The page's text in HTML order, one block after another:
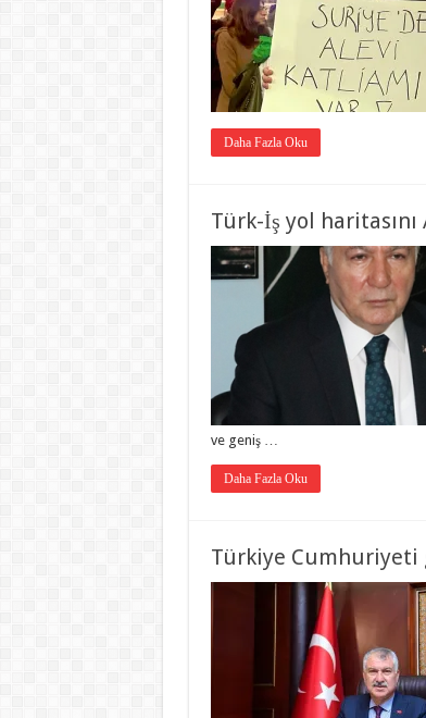
Daha Fazla Oku
Türk-İş yol haritasını
ve geniş …
Daha Fazla Oku
Türkiye Cumhuriyeti